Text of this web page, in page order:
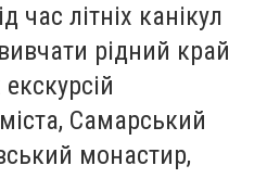
час літніх канікул
рідний край
Самарський
монастир,